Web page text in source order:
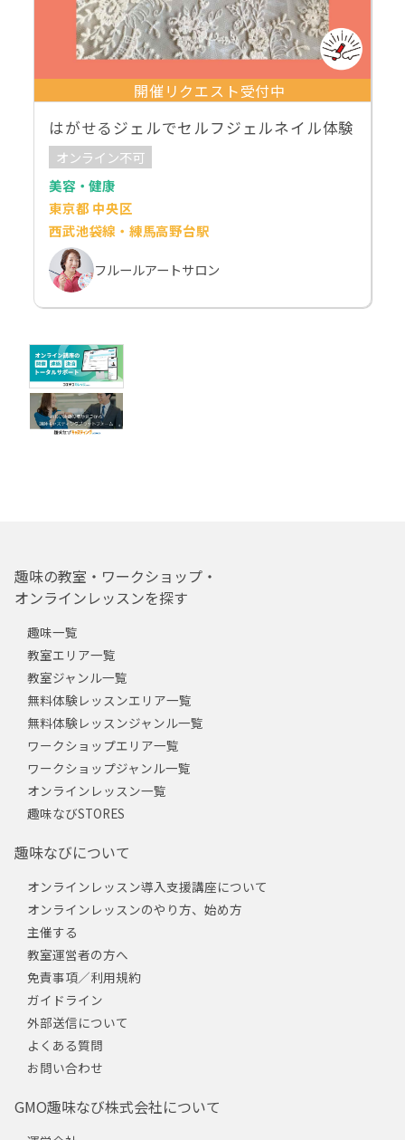
開催リクエスト受付中
はがせるジェルでセルフジェルネイル体験
オンライン不可
美容・健康
東京都 中央区
西武池袋線・練馬高野台駅
フルールアートサロン
趣味の教室・ワークショップ・
オンラインレッスンを探す
趣味一覧
教室エリア一覧
教室ジャンル一覧
無料体験レッスンエリア一覧
無料体験レッスンジャンル一覧
ワークショップエリア一覧
ワークショップジャンル一覧
オンラインレッスン一覧
趣味なびSTORES
趣味なびについて
オンラインレッスン導入支援講座について
オンラインレッスンのやり方、始め方
主催する
教室運営者の方へ
免責事項／利用規約
ガイドライン
外部送信について
よくある質問
お問い合わせ
GMO趣味なび株式会社について